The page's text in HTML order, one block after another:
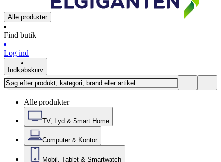
Alle produkter
Find butik
Log ind
Indkøbskurv
Alle produkter
TV, Lyd & Smart Home
Computer & Kontor
Mobil, Tablet & Smartwatch